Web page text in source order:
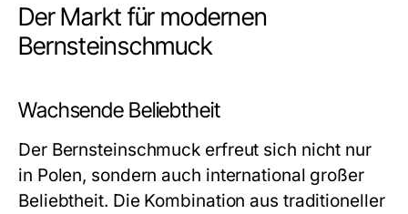
Der Markt für modernen
Bernsteinschmuck
Wachsende Beliebtheit
Der Bernsteinschmuck erfreut sich nicht nur
in Polen, sondern auch international großer
Beliebtheit. Die Kombination aus traditioneller